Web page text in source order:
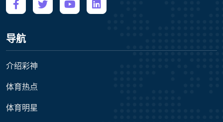
导航
介绍彩神
体育热点
体育明星